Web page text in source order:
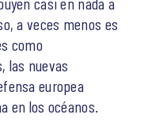
a veces menos es
como
las nuevas
europea
en los océanos.